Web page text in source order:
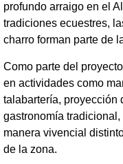
profundo arraigo en el
tradiciones ecuestres,
charro forman parte de
Como parte del
en actividades como
talabartería, proyección
gastronomía
manera vivencial
de la zona.